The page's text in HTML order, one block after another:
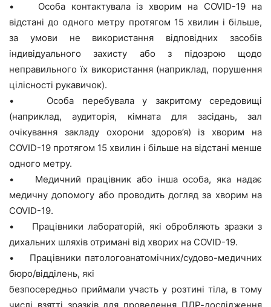
• Особа контактувала із хворим на COVID-19 на
відстані до одного метру протягом 15 хвилин і більше,
за умови не використання відповідних засобів
індивідуального захисту або з підозрою щодо
неправильного їх використання (наприклад, порушення
цілісності рукавичок).
• Особа перебувала у закритому середовищі
(наприклад, аудиторія, кімната для засідань, зал
очікування закладу охорони здоров’я) із хворим на
COVID-19 протягом 15 хвилин і більше на відстані менше
одного метру.
• Медичний працівник або інша особа, яка надає
медичну допомогу або проводить догляд за хворим на
COVID-19.
• Працівники лабораторій, які обробляють зразки з
дихальних шляхів отримані від хворих на COVID-19.
• Працівники патологоанатомічних/судово-медичних
бюро/відділень, які
безпосередньо приймали участь у розтині тіла, в тому